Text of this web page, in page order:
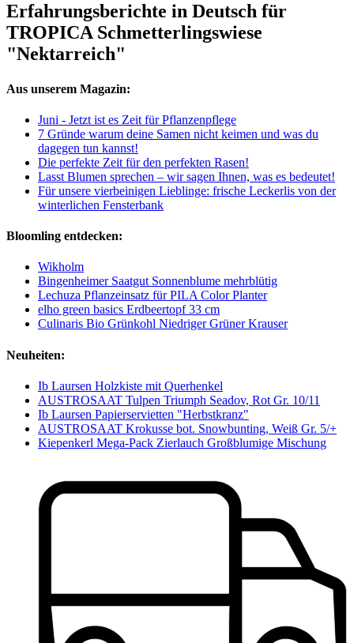
Erfahrungsberichte in Deutsch für
TROPICA Schmetterlingswiese
"Nektarreich"
Aus unserem Magazin:
Juni - Jetzt ist es Zeit für Pflanzenpflege
7 Gründe warum deine Samen nicht keimen und was du
dagegen tun kannst!
Die perfekte Zeit für den perfekten Rasen!
Lasst Blumen sprechen – wir sagen Ihnen, was es bedeutet!
Für unsere vierbeinigen Lieblinge: frische Leckerlis von der
winterlichen Fensterbank
Bloomling entdecken:
Wikholm
Bingenheimer Saatgut Sonnenblume mehrblütig
Lechuza Pflanzeinsatz für PILA Color Planter
elho green basics Erdbeertopf 33 cm
Culinaris Bio Grünkohl Niedriger Grüner Krauser
Neuheiten:
Ib Laursen Holzkiste mit Querhenkel
AUSTROSAAT Tulpen Triumph Seadov, Rot Gr. 10/11
Ib Laursen Papierservietten "Herbstkranz"
AUSTROSAAT Krokusse bot. Snowbunting, Weiß Gr. 5/+
Kiepenkerl Mega-Pack Zierlauch Großblumige Mischung